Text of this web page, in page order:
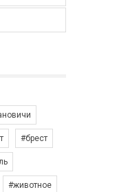
#брест
#животное